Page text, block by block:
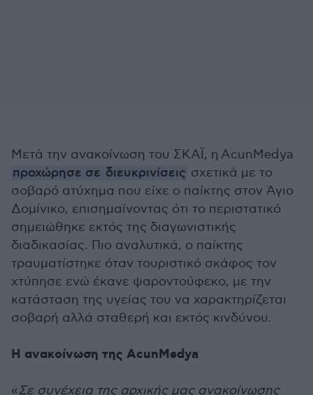
Μετά την ανακοίνωση του ΣΚΑΪ, η AcunMedya
προχώρησε σε διευκρινίσεις σχετικά με το
σοβαρό ατύχημα που είχε ο παίκτης στον Άγιο
Δομίνικο, επισημαίνοντας ότι το περιστατικό
σημειώθηκε εκτός της διαγωνιστικής
διαδικασίας. Πιο αναλυτικά, ο παίκτης
τραυματίστηκε όταν τουριστικό σκάφος τον
χτύπησε ενώ έκανε ψαροντούφεκο, με την
κατάσταση της υγείας του να χαρακτηρίζεται
σοβαρή αλλά σταθερή και εκτός κινδύνου.
Η ανακοίνωση της AcunMedya
«Σε συνέχεια της αρχικής μας ανακοίνωσης